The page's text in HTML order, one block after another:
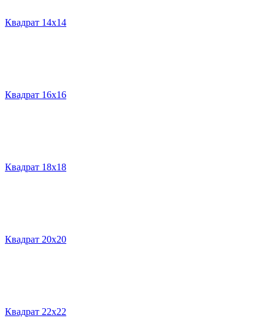
Квадрат 14х14
Квадрат 16х16
Квадрат 18х18
Квадрат 20х20
Квадрат 22х22